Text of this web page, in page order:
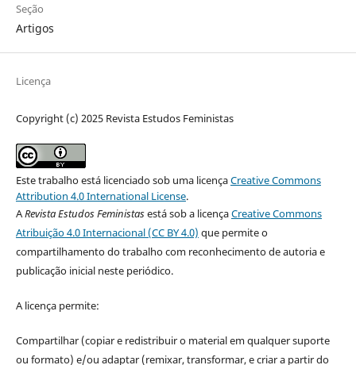
Seção
Artigos
Licença
Copyright (c) 2025 Revista Estudos Feministas
Este trabalho está licenciado sob uma licençaCreative Commons
Attribution 4.0 International License.
ARevista Estudos Feministasestá sob a licençaCreative Commons
Atribuição 4.0 Internacional (CC BY 4.0) que permite o
compartilhamento do trabalho com reconhecimento de autoria e
publicação inicial neste periódico.
A licença permite:
Compartilhar (copiar e redistribuir o material em qualquer suporte
ou formato) e/ou adaptar (remixar, transformar, e criar a partir do